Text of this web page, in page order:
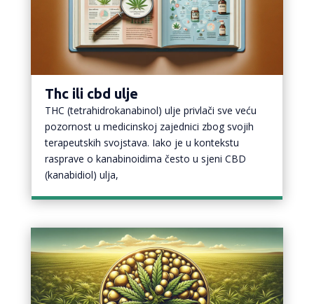
Thc ili cbd ulje
THC (tetrahidrokanabinol) ulje privlači sve veću
pozornost u medicinskoj zajednici zbog svojih
terapeutskih svojstava. Iako je u kontekstu
rasprave o kanabinoidima često u sjeni CBD
(kanabidiol) ulja,